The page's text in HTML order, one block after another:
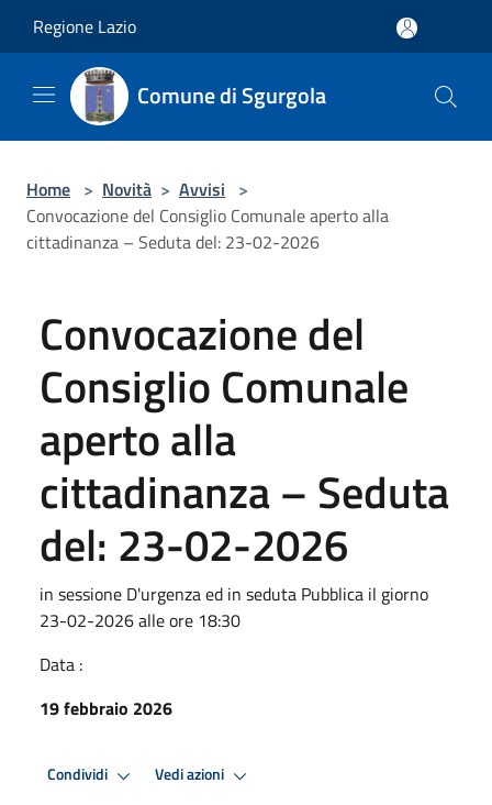
Regione Lazio
Comune di Sgurgola
Home > Novità > Avvisi >
Convocazione del Consiglio Comunale aperto alla
cittadinanza – Seduta del: 23-02-2026
Convocazione del
Consiglio Comunale
aperto alla
cittadinanza – Seduta
del: 23-02-2026
in sessione D'urgenza ed in seduta Pubblica il giorno
23-02-2026 alle ore 18:30
Data :
19 febbraio 2026
Condividi Vedi azioni